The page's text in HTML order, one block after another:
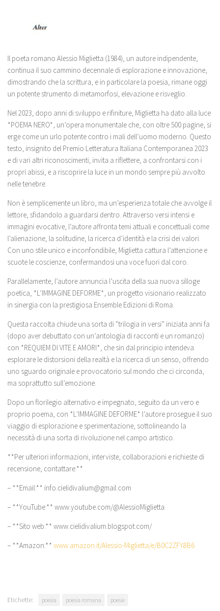
Il poeta romano Alessio Miglietta (1984), un autore indipendente,
continua il suo cammino decennale di esplorazione e innovazione,
dimostrando che la scrittura, e in particolare la poesia, rimane oggi
un potente strumento di metamorfosi, elevazione e risveglio.
Nel 2023, dopo anni di sviluppo e rifiniture, Miglietta ha dato alla luce
*POEMA NERO*, un’opera monumentale che, con oltre 500 pagine, si
erge come un urlo potente contro i mali dell’uomo moderno. Questo
testo, insignito del Premio Letteratura Italiana Contemporanea 2023
e di vari altri riconoscimenti, invita a riflettere, a confrontarsi con i
propri abissi, e a riscoprire la luce in un mondo sempre più avvolto
nelle tenebre.
Non è semplicemente un libro, ma un’esperienza totale che avvolge il
lettore, sfidandolo a guardarsi dentro. Attraverso versi intensi e
immagini evocative, l’autore affronta temi attuali e concettuali come
l’alienazione, la solitudine, la ricerca d’identità e la crisi dei valori.
Con uno stile unico e inconfondibile, Miglietta cattura l’attenzione e
scuote le coscienze, confermandosi una voce fuori dal coro.
Parallelamente, l’autore annuncia l’uscita della sua nuova silloge
poetica, *L’IMMAGINE DEFORME*, un progetto visionario realizzato
in sinergia con la prestigiosa Ensemble Edizioni di Roma.
Questa raccolta chiude una sorta di “trilogia in versi” iniziata anni fa
(dopo aver debuttato con un’antologia di racconti e un romanzo)
con *REQUIEM DI VITE E AMORI*, che sin dal principio intendeva
esplorare le distorsioni della realtà e la ricerca di un senso, offrendo
uno sguardo originale e provocatorio sul mondo che ci circonda,
ma soprattutto sull’emozione.
Dopo un florilegio alternativo e impegnato, seguito da un vero e
proprio poema, con *L’IMMAGINE DEFORME* l’autore prosegue il suo
viaggio di esplorazione e sperimentazione, sottolineando la
necessità di una sorta di rivoluzione nel campo artistico.
**Per ulteriori informazioni, interviste, collaborazioni e richieste di
recensione, contattare:**
– **Email:** info.cielidivalium@gmail.com
– **YouTube:** www.youtube.com/@AlessioMiglietta
– **Sito web:** www.cielidivalium.blogspot.com/
– **Amazon:** www.amazon.it/Alessio-Miglietta/e/B0C2ZFY8B6
Etichette: poesia poesia romana poesie